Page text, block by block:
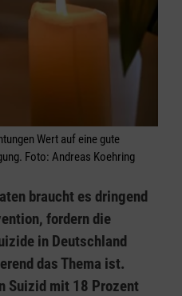
Wert auf eine gute
Foto: Andreas Koehring
braucht es dringend
fordern die
in Deutschland
das Thema ist.
Suizid mit 18 Prozent